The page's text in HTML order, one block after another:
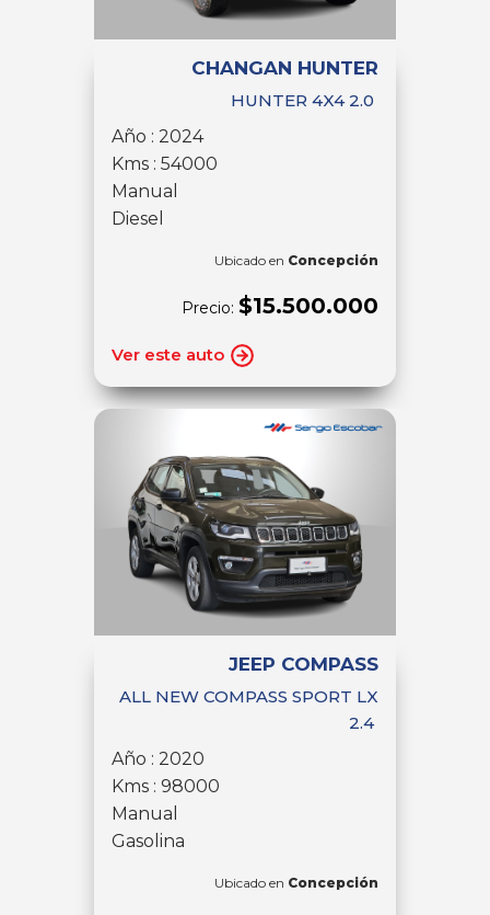
CHANGAN HUNTER
HUNTER 4X4 2.0
Año : 2024
Kms : 54000
Manual
Diesel
Ubicado en Concepción
Precio: $15.500.000
Ver este auto
JEEP COMPASS
ALL NEW COMPASS SPORT LX
2.4
Año : 2020
Kms : 98000
Manual
Gasolina
Ubicado en Concepción